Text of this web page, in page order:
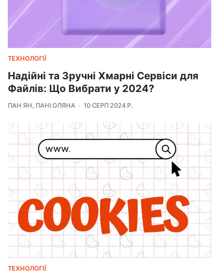
ТЕХНОЛОГІЇ
Надійні та Зручні Хмарні Сервіси для
Файлів: Що Вибрати у 2024?
ПАН ЯН, ПАНІ ОЛЯНА 10 СЕРП 2024 Р.
ТЕХНОЛОГІЇ